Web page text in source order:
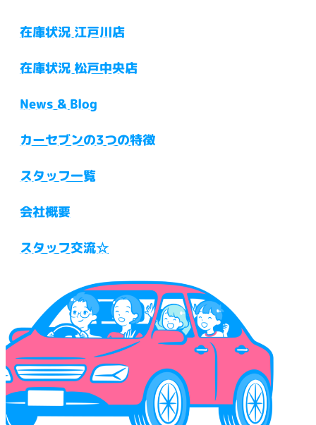
在庫状況 江戸川店
在庫状況 松戸中央店
News & Blog
カーセブンの3つの特徴
スタッフ一覧
会社概要
スタッフ交流☆